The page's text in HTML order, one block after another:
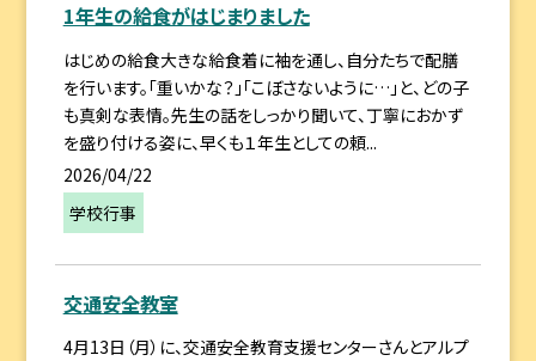
1年生の給食がはじまりました
はじめの給食大きな給食着に袖を通し、自分たちで配膳
を行います。「重いかな？」「こぼさないように…」と、どの子
も真剣な表情。先生の話をしっかり聞いて、丁寧におかず
を盛り付ける姿に、早くも１年生としての頼...
2026/04/22
学校行事
交通安全教室
4月13日（月）に、交通安全教育支援センターさんとアルプ